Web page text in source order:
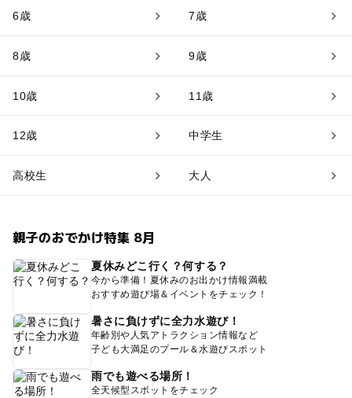
6歳 7歳
8歳 9歳
10歳 11歳
12歳 中学生
高校生 大人
親子のおでかけ特集 8月
夏休みどこ行く？何する？
今から準備！夏休みのお出かけ情報満載
おすすめ遊び場＆イベントをチェック！
暑さに負けずに全力水遊び！
年齢別や人気アトラクション情報など
子ども大満足のプール＆水遊びスポット
雨でも遊べる場所！
全天候型スポットをチェック